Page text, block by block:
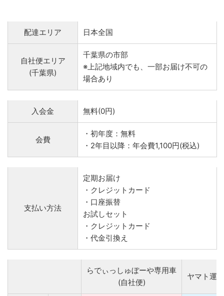
配達エリア 日本全国
自社便エリア
(千葉県)
千葉県の市部
※上記地域内でも、一部お届け不可の
場合あり
入会金 無料(0円)
会費
・初年度：無料
・2年目以降：年会費1,100円(税込)
支払い方法
定期お届け
・クレジットカード
・口座振替
お試しセット
・クレジットカード
・代金引換え
らでぃっしゅぼーや専用車
(自社便)
ヤマト運輸